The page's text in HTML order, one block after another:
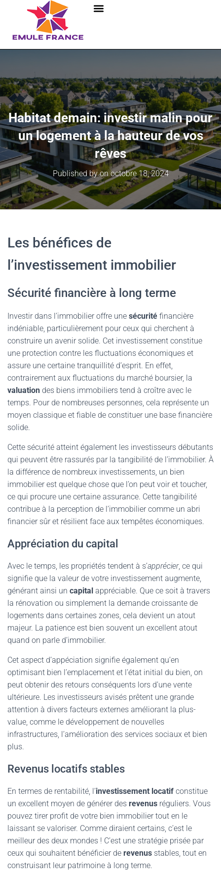
Habitat demain: investir malin pour
un logement à la hauteur de vos
rêves
Published byonoctobre 18, 2024
Les bénéfices de
l’investissement immobilier
Sécurité financière à long terme
Investir dans l’immobilier offre une sécurité financière
indéniable, particulièrement pour ceux qui cherchent à
construire un avenir solide. Cet investissement constitue
une protection contre les fluctuations économiques et
assure une certaine tranquillité d’esprit. En effet,
contrairement aux fluctuations du marché boursier, la
valuation des biens immobiliers tend à croître avec le
temps. Pour de nombreuses personnes, cela représente un
moyen classique et fiable de constituer une base financière
solide.
Cette sécurité atteint également les investisseurs débutants
qui peuvent être rassurés par la tangibilité de l’immobilier. À
la différence de nombreux investissements, un bien
immobilier est quelque chose que l’on peut voir et toucher,
ce qui procure une certaine assurance. Cette tangibilité
contribue à la perception de l’immobilier comme un abri
financier sûr et résilient face aux tempêtes économiques.
Appréciation du capital
Avec le temps, les propriétés tendent à s’apprécier, ce qui
signifie que la valeur de votre investissement augmente,
générant ainsi un capital appréciable. Que ce soit à travers
la rénovation ou simplement la demande croissante de
logements dans certaines zones, cela devient un atout
majeur. La patience est bien souvent un excellent atout
quand on parle d’immobilier.
Cet aspect d’appéciation signifie également qu’en
optimisant bien l’emplacement et l’état initial du bien, on
peut obtenir des retours conséquents lors d’une vente
ultérieure. Les investisseurs avisés prêtent une grande
attention à divers facteurs externes améliorant la plus-
value, comme le développement de nouvelles
infrastructures, l’amélioration des services sociaux et bien
plus.
Revenus locatifs stables
En termes de rentabilité, l’investissement locatif constitue
un excellent moyen de générer des revenus réguliers. Vous
pouvez tirer profit de votre bien immobilier tout en le
laissant se valoriser. Comme diraient certains, c’est le
meilleur des deux mondes ! C’est une stratégie prisée par
ceux qui souhaitent bénéficier de revenus stables, tout en
construisant leur patrimoine à long terme.